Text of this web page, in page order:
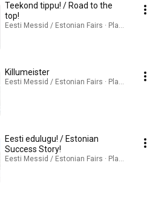
Teekond tippu! / Road to the
top!
Eesti Messid / Estonian Fairs · Playlist
Killumeister
Eesti Messid / Estonian Fairs · Playlist
Eesti edulugu! / Estonian
Success Story!
Eesti Messid / Estonian Fairs · Playlist